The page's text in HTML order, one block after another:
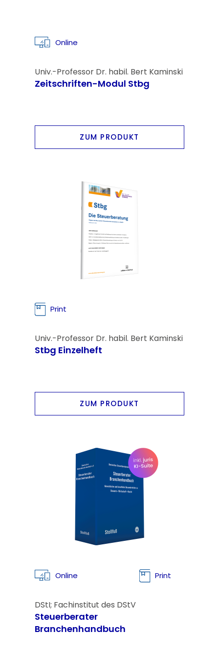
Online
Univ.-Professor Dr. habil. Bert Kaminski
Zeitschriften-Modul Stbg
ZUM PRODUKT
Print
Univ.-Professor Dr. habil. Bert Kaminski
Stbg Einzelheft
ZUM PRODUKT
Online Print
DStI; Fachinstitut des DStV
Steuerberater
Branchenhandbuch